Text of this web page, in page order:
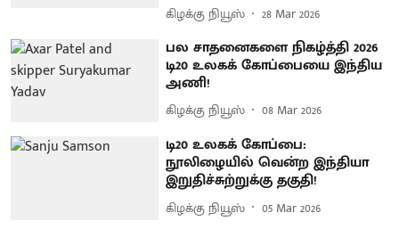
கிழக்கு நியூஸ் 28 Mar 2026
பல சாதனைகளை நிகழ்த்தி 2026
டி20 உலகக் கோப்பையை இந்திய
அணி!
கிழக்கு நியூஸ் 08 Mar 2026
டி20 உலகக் கோப்பை:
நூலிழையில் வென்ற இந்தியா
இறுதிச்சுற்றுக்கு தகுதி!
கிழக்கு நியூஸ் 05 Mar 2026